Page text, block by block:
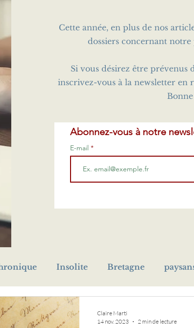
Cette année, en plus de nos
dossiers concernant notre
Si vous désirez être prévenus
inscrivez-vous à la newsletter en
Abonnez-vous à notre
E-mail
Insolite Bretagne
Première Guerre mondiale
Claire Marti
14 nov. 2023
2 min de lecture